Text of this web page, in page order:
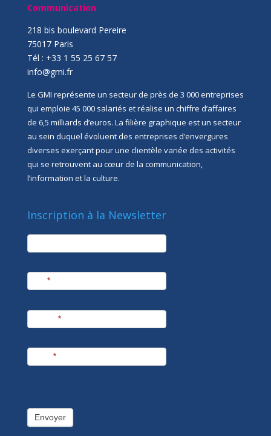
Communication
218 bis boulevard Pereire
75017 Paris
Tél : +33 1 55 25 67 57
info@gmi.fr
Le GMI représente un secteur de près de 3 000 entreprises
qui emploie 45 000 salariés et réalise un chiffre d’affaires
de 6,5 milliards d’euros. La filière graphique est un secteur
au sein duquel évoluent des entreprises d’envergures
diverses exerçant pour une clientèle variée des activités
qui se retrouvent au cœur de la communication,
l’information et la culture.
Inscription à la Newsletter
newsletter
*
*
*
Envoyer